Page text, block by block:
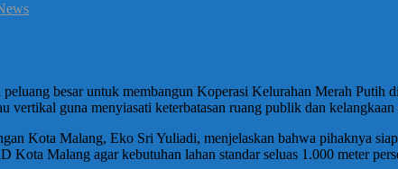
besar untuk membangun Koperasi Kelurahan Merah Putih
vertikal guna menyiasati keterbatasan ruang publik dan
Kota Malang, Eko Sri Yuliadi, menjelaskan bahwa pihaknya
Malang agar kebutuhan lahan standar seluas 1.000 meter